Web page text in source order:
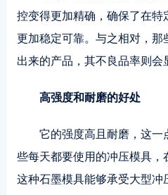
控变得更加精确，确保了在
更加稳定可靠。与之相对，
出来的产品，其不良品率则会
高强度和耐磨的好处
它的强度高且耐磨，这一
些每天都要使用的冲压模具，
这种石墨模具能够承受大型冲